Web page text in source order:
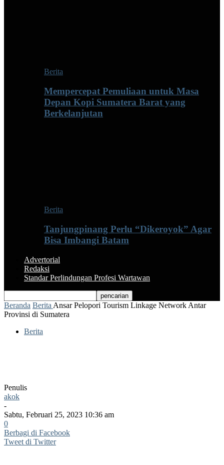
Berita
Mempercepat Pemuliaan untuk Masa
Depan Kopi Sumatera Barat yang
Berkelanjutan
Berita
Tanjungpinang Perlu “Dikeroyok” Agar
Bisa Imbangi Batam
Advertorial
Redaksi
Standar Perlindungan Profesi Wartawan
Beranda Berita Ansar Pelopori Tourism Linkage Network Antar
Provinsi di Sumatera
Berita
Penulis
akok
-
Sabtu, Februari 25, 2023 10:36 am
0
Berbagi di Facebook
Tweet di Twitter